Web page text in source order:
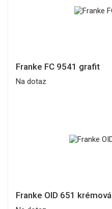
Franke FC 9541 grafit
Na dotaz
Franke OID 651 krémová